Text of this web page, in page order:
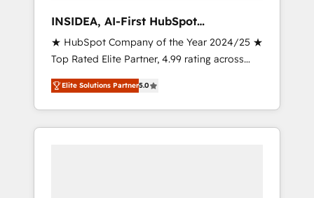
INSIDEA, AI-First HubSpot
Onboarding & RevOps
★ HubSpot Company of the Year 2024/25 ★
Top Rated Elite Partner, 4.99 rating across
500+ reviews ★ 100+ HubSpot Certified
Experts & Trainers across the team ★ 1,500+
implementations across five continents ★ AI-
First, RevOps-led, Onboarding obsessed
Elite Solutions Partner5.0